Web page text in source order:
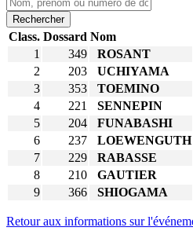
Rechercher
Class. Dossard Nom
1
349 ROSANT
2
203 UCHIYAMA
3
353 TOEMINO
4
221 SENNEPIN
5
204 FUNABASHI
6
237 LOEWENGUTH
7
229 RABASSE
8
210 GAUTIER
9
366 SHIOGAMA
Retour aux informations sur